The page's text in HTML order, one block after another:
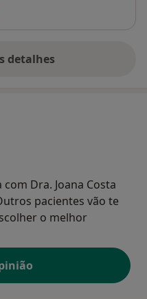
detalhes
o endereço
Dra. Joana Costa
pacientes vão te
o melhor